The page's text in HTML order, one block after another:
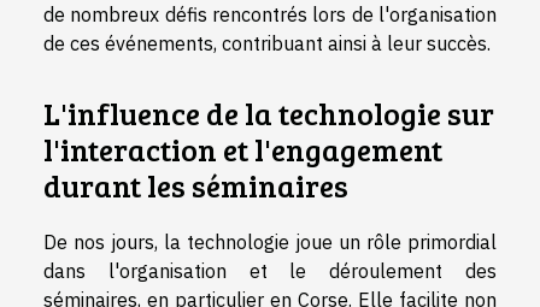
de nombreux défis rencontrés lors de l'organisation
de ces événements, contribuant ainsi à leur succès.
L'influence de la technologie sur
l'interaction et l'engagement
durant les séminaires
De nos jours, la technologie joue un rôle primordial
dans l'organisation et le déroulement des
séminaires, en particulier en Corse. Elle facilite non